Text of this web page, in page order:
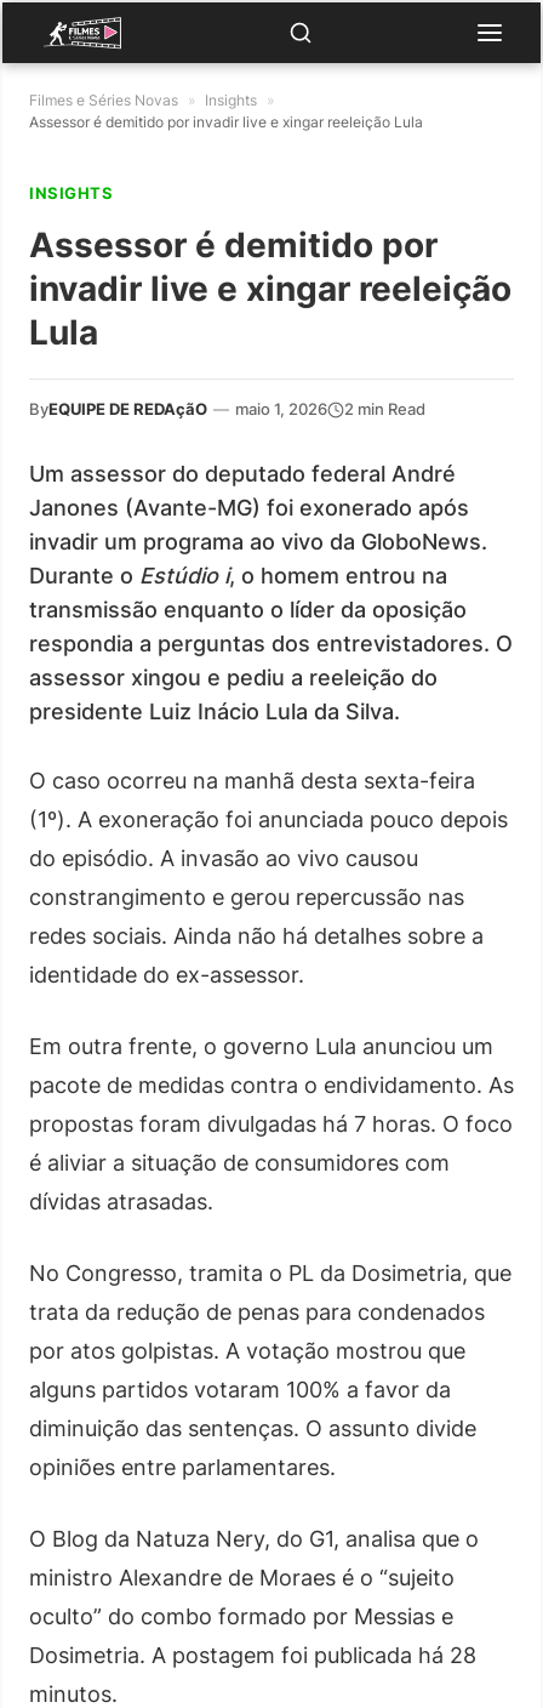
Filmes e Séries Novas » Insights »
Assessor é demitido por invadir live e xingar reeleição Lula
INSIGHTS
Assessor é demitido por
invadir live e xingar reeleição
Lula
ByEQUIPE DE REDAçãO — maio 1, 2026 2 min Read
Um assessor do deputado federal André
Janones (Avante-MG) foi exonerado após
invadir um programa ao vivo da GloboNews.
Durante o Estúdio i, o homem entrou na
transmissão enquanto o líder da oposição
respondia a perguntas dos entrevistadores. O
assessor xingou e pediu a reeleição do
presidente Luiz Inácio Lula da Silva.
O caso ocorreu na manhã desta sexta-feira
(1º). A exoneração foi anunciada pouco depois
do episódio. A invasão ao vivo causou
constrangimento e gerou repercussão nas
redes sociais. Ainda não há detalhes sobre a
identidade do ex-assessor.
Em outra frente, o governo Lula anunciou um
pacote de medidas contra o endividamento. As
propostas foram divulgadas há 7 horas. O foco
é aliviar a situação de consumidores com
dívidas atrasadas.
No Congresso, tramita o PL da Dosimetria, que
trata da redução de penas para condenados
por atos golpistas. A votação mostrou que
alguns partidos votaram 100% a favor da
diminuição das sentenças. O assunto divide
opiniões entre parlamentares.
O Blog da Natuza Nery, do G1, analisa que o
ministro Alexandre de Moraes é o “sujeito
oculto” do combo formado por Messias e
Dosimetria. A postagem foi publicada há 28
minutos.